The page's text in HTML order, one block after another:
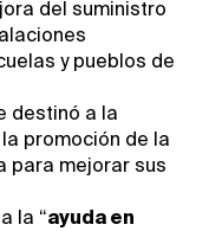
del suministro
y pueblos de
destinó a la
promoción de la
para mejorar sus
la “ayuda en